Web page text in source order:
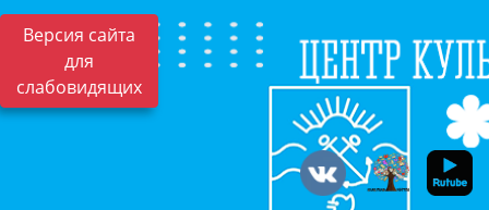
Версия сайта
для
слабовидящих